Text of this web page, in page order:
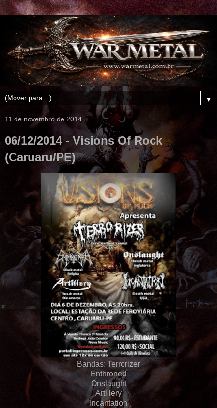
▼
11 de novembro de 2014
06/12/2014 - Visions Of Rock
(Caruaru/PE)
Bandas: Terrorizer
Enthroned
Onslaught
Artillery
Incantation